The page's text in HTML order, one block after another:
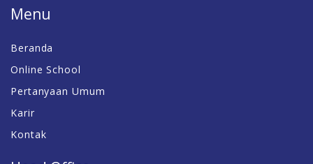
Menu
Beranda
Online School
Pertanyaan Umum
Karir
Kontak